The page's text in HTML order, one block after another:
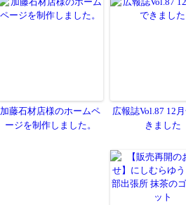
加藤石材店様のホームペ
ージを制作しました。
広報誌Vol.87 12
きました